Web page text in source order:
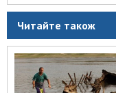
Читайте також